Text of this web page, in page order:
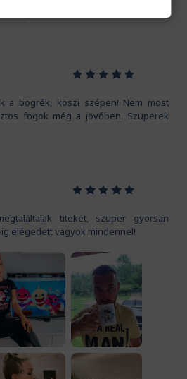
12345
a bögrék, köszi szépen! Nem most
fogok még a jövőben. Szuperek
12345
titeket, szuper gyorsan
elégedett vagyok mindennel!